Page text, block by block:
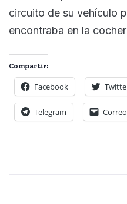
circuito de su vehículo
encontraba en la
Compartir:
Facebook
Telegram